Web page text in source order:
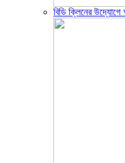
বিডি ক্লিনের উদ্যোগে